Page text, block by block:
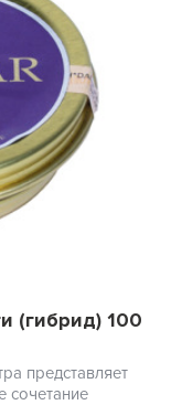
(гибрид) 100
представляет
сочетание